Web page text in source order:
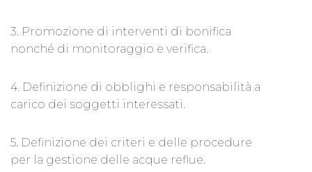
3. Promozione di interventi di bonifica
nonché di monitoraggio e verifica.
4. Definizione di obblighi e responsabilità a
carico dei soggetti interessati.
5. Definizione dei criteri e delle procedure
per la gestione delle acque reflue.